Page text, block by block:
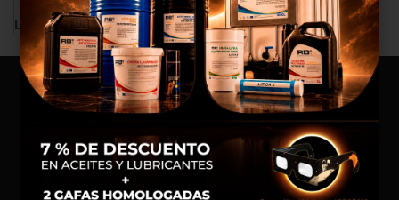
LA BÚSQUEDA NO DA NINGÚN RESULTADO.
HOME
experiencia de compra, realizar
un análisis estadístico que nos
sirve para mejorar el servicio y
poder ofrecerte los mejores
productos en anuncios
publicitarios.
Aceptar cookies